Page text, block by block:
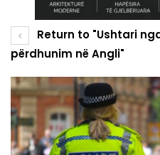
Return to "Ushtari
përdhunim në Angli"